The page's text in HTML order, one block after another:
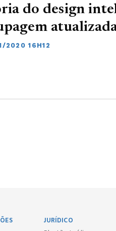
do design
2020 16H12
JURÍDICO